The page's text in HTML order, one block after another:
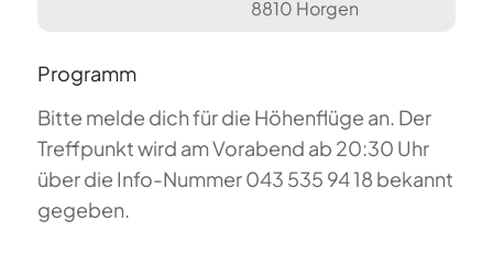
8810 Horgen
Programm
Bitte melde dich für die Höhenflüge an. Der
Treffpunkt wird am Vorabend ab 20:30 Uhr
über die Info-Nummer 043 535 94 18 bekannt
gegeben.